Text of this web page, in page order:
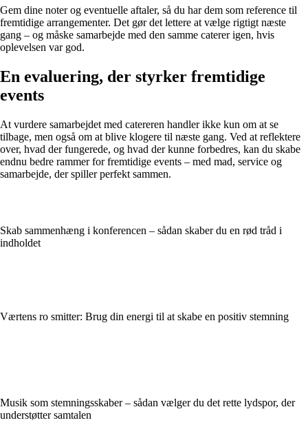
Gem dine noter og eventuelle aftaler, så du har dem som reference til
fremtidige arrangementer. Det gør det lettere at vælge rigtigt næste
gang – og måske samarbejde med den samme caterer igen, hvis
oplevelsen var god.
En evaluering, der styrker fremtidige
events
At vurdere samarbejdet med catereren handler ikke kun om at se
tilbage, men også om at blive klogere til næste gang. Ved at reflektere
over, hvad der fungerede, og hvad der kunne forbedres, kan du skabe
endnu bedre rammer for fremtidige events – med mad, service og
samarbejde, der spiller perfekt sammen.
Skab sammenhæng i konferencen – sådan skaber du en rød tråd i
indholdet
Værtens ro smitter: Brug din energi til at skabe en positiv stemning
Musik som stemningsskaber – sådan vælger du det rette lydspor, der
understøtter samtalen